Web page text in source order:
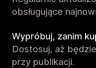
obsługujące
Wypróbuj, zanim
Dostosuj, aż
przy publikacji.